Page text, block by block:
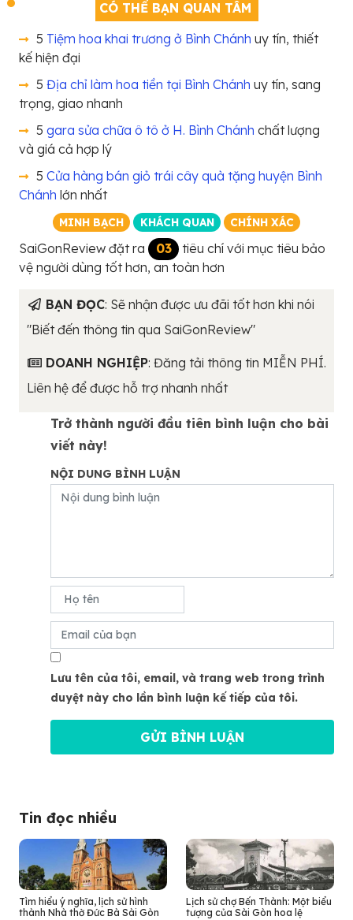
CÓ THỂ BẠN QUAN TÂM
5 Tiệm hoa khai trương ở Bình Chánh uy tín, thiết
kế hiện đại
5 Địa chỉ làm hoa tiền tại Bình Chánh uy tín, sang
trọng, giao nhanh
5 gara sửa chữa ô tô ở H. Bình Chánh chất lượng
và giá cả hợp lý
5 Cửa hàng bán giỏ trái cây quà tặng huyện Bình
Chánh lớn nhất
MINH BẠCH KHÁCH QUAN CHÍNH XÁC
SaiGonReview đặt ra 03
tiêu chí với mục tiêu bảo
vệ người dùng tốt hơn, an toàn hơn
BẠN ĐỌC: Sẽ nhận được ưu đãi tốt hơn khi nói
"Biết đến thông tin qua SaiGonReview"
DOANH NGHIỆP: Đăng tải thông tin MIỄN PHÍ.
Liên hệ để được hỗ trợ nhanh nhất
Trở thành người đầu tiên bình luận cho bài
viết này!
NỘI DUNG BÌNH LUẬN
Lưu tên của tôi, email, và trang web trong trình
duyệt này cho lần bình luận kế tiếp của tôi.
Tin đọc nhiều
Tìm hiểu ý nghĩa, lịch sử hình
thành Nhà thờ Đức Bà Sài Gòn
Lịch sử chợ Bến Thành: Một biểu
tượng của Sài Gòn hoa lệ